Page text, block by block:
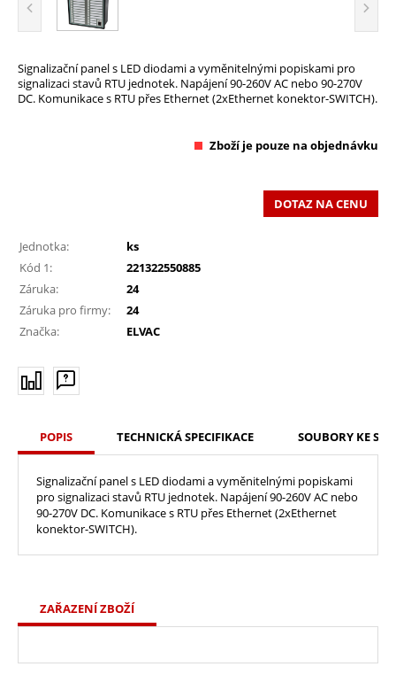
Signalizační panel s LED diodami a vyměnitelnými popiskami pro
signalizaci stavů RTU jednotek. Napájení 90-260V AC nebo 90-270V
DC. Komunikace s RTU přes Ethernet (2xEthernet konektor-SWITCH).
Zboží je pouze na objednávku
DOTAZ NA CENU
Jednotka:
ks
Kód 1:
221322550885
Záruka:
24
Záruka pro firmy:
24
Značka:
ELVAC
POPIS TECHNICKÁ SPECIFIKACE SOUBORY KE
Signalizační panel s LED diodami a vyměnitelnými popiskami
pro signalizaci stavů RTU jednotek. Napájení 90-260V AC nebo
90-270V DC. Komunikace s RTU přes Ethernet (2xEthernet
konektor-SWITCH).
ZAŘAZENÍ ZBOŽÍ